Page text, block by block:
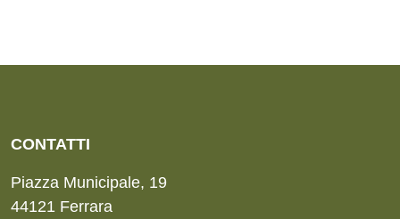
CONTATTI
Piazza Municipale, 19
44121 Ferrara